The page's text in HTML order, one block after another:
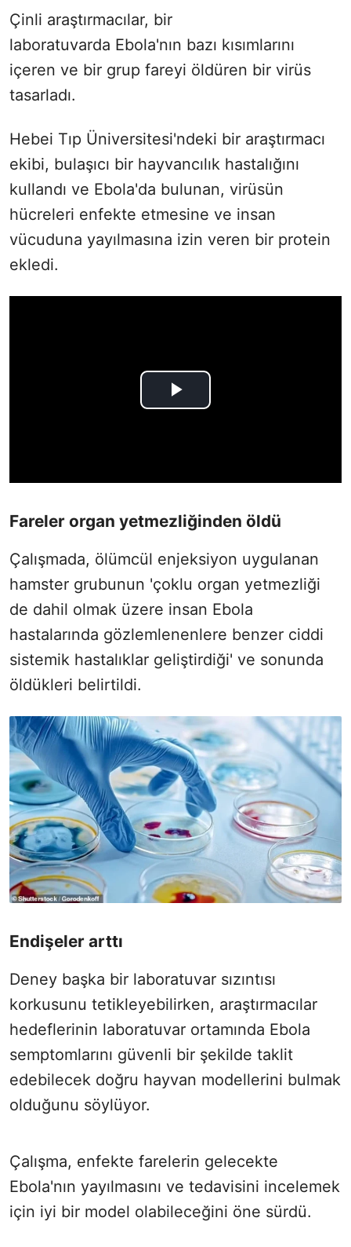
Çinli araştırmacılar, bir
laboratuvarda Ebola'nın bazı kısımlarını
içeren ve bir grup fareyi öldüren bir virüs
tasarladı.
Hebei Tıp Üniversitesi'ndeki bir araştırmacı
ekibi, bulaşıcı bir hayvancılık hastalığını
kullandı ve Ebola'da bulunan, virüsün
hücreleri enfekte etmesine ve insan
vücuduna yayılmasına izin veren bir protein
ekledi.
Fareler organ yetmezliğinden öldü
Çalışmada, ölümcül enjeksiyon uygulanan
hamster grubunun 'çoklu organ yetmezliği
de dahil olmak üzere insan Ebola
hastalarında gözlemlenenlere benzer ciddi
sistemik hastalıklar geliştirdiği' ve sonunda
öldükleri belirtildi.
Endişeler arttı
Deney başka bir laboratuvar sızıntısı
korkusunu tetikleyebilirken, araştırmacılar
hedeflerinin laboratuvar ortamında Ebola
semptomlarını güvenli bir şekilde taklit
edebilecek doğru hayvan modellerini bulmak
olduğunu söylüyor.
Çalışma, enfekte farelerin gelecekte
Ebola'nın yayılmasını ve tedavisini incelemek
için iyi bir model olabileceğini öne sürdü.